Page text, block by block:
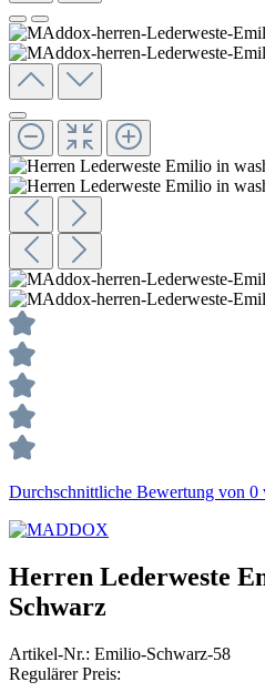
Durchschnittliche Bewertung von 0
Herren Lederweste
Schwarz
Artikel-Nr.: Emilio-Schwarz-58
Regulärer Preis: